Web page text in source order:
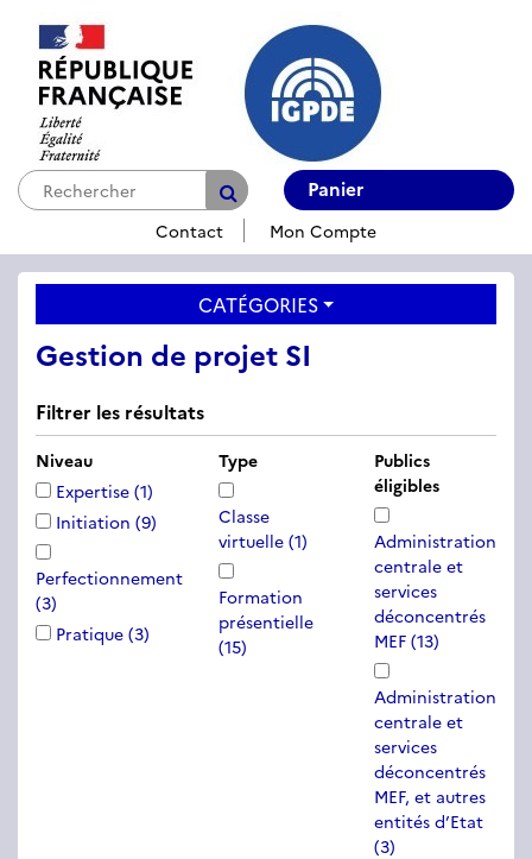
Contact Mon Compte
Panier
CATÉGORIES
Gestion de projet SI
Filtrer les résultats
Niveau
Expertise (1)
Initiation (9)
Perfectionnement
(3)
Pratique (3)
Type
Classe
virtuelle (1)
Formation
présentielle
(15)
Publics
éligibles
Administration
centrale et
services
déconcentrés
MEF (13)
Administration
centrale et
services
déconcentrés
MEF, et autres
entités d’Etat
(3)